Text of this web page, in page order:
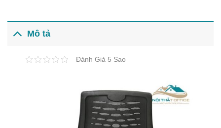
Mô tả
Đánh Giá 5 Sao